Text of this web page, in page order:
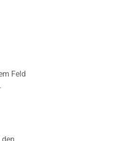
Feld